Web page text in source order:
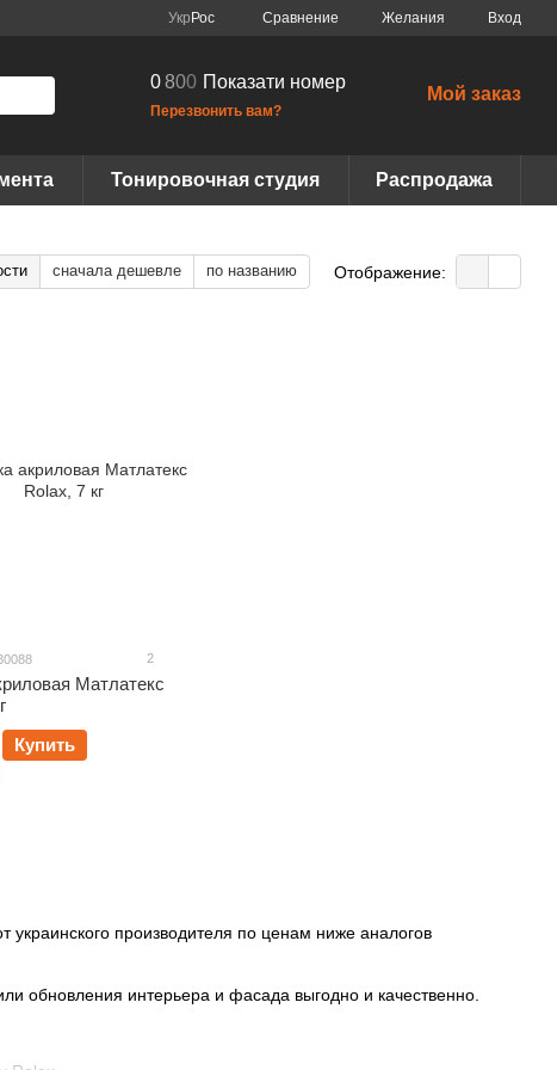
Укр Рос Сравнение Желания Вход
0800 Показати номер
Перезвонить вам?
Мой заказ
Тонировочная студия Распродажа
сначала дешевле по названию Отображение:
производителя по ценам ниже аналогов
обновления интерьера и фасада выгодно и качественно.
2
Матлатекс
Купить